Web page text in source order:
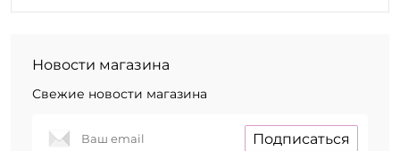
Новости магазина
Свежие новости магазина
Подписаться